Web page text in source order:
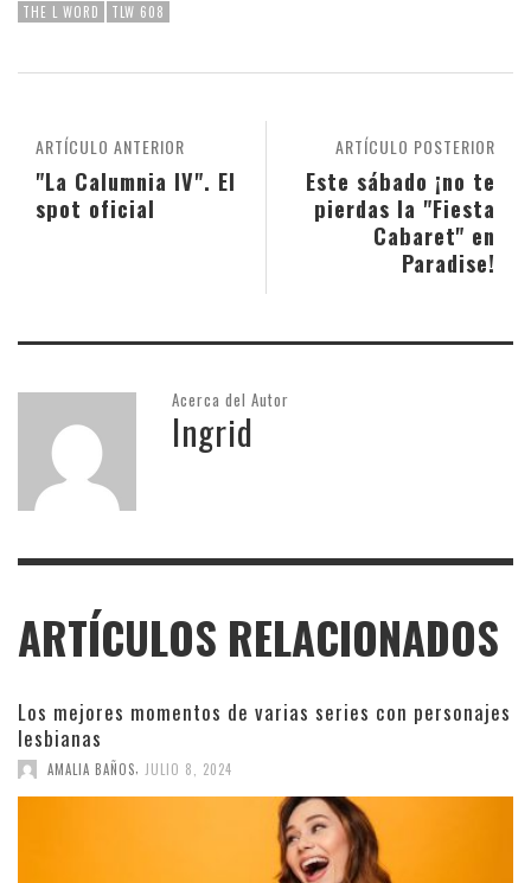
THE L WORD
TLW 608
ARTÍCULO POSTERIOR
Este sábado ¡no te
pierdas la "Fiesta
Cabaret" en
Paradise!
ARTÍCULO ANTERIOR
"La Calumnia IV". El
spot oficial
Acerca del Autor
Ingrid
ARTÍCULOS RELACIONADOS
Los mejores momentos de varias series con personajes
lesbianas
AMALIA BAÑOS JULIO 8, 2024